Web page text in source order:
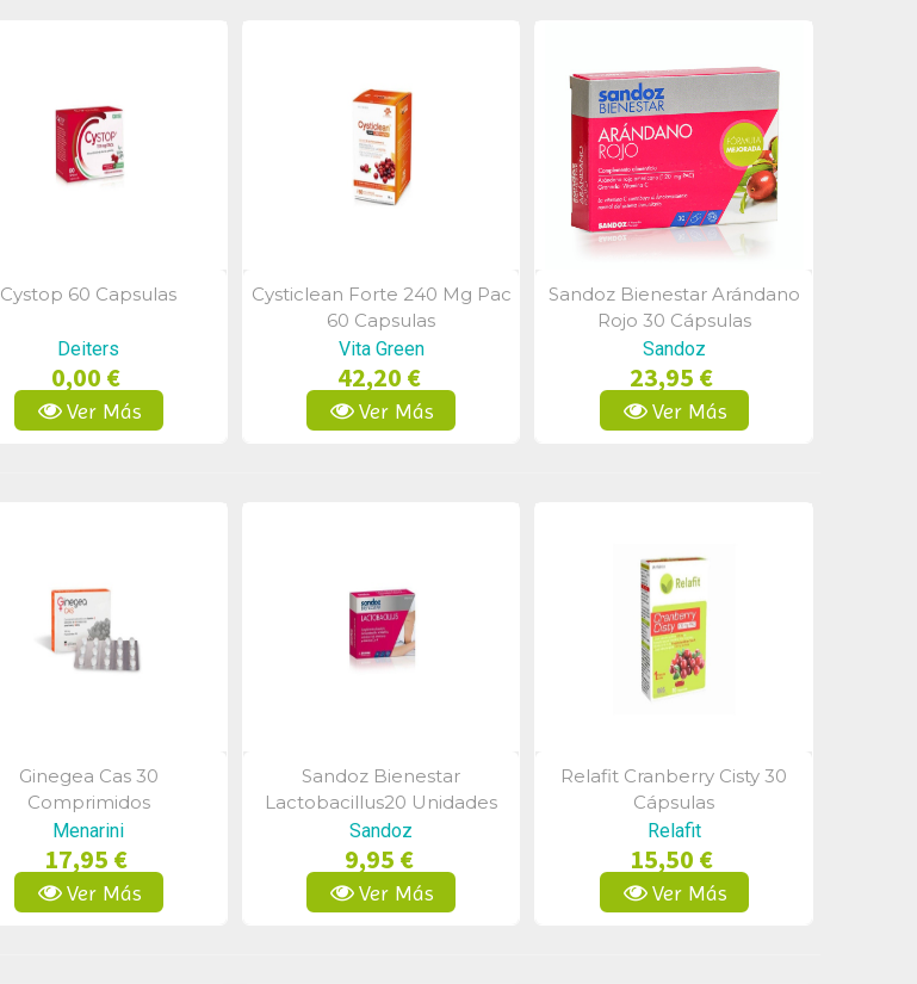
Vista Rápida
Cystop 60 Capsulas
Deiters
0,00 €
Ver Más
Vista Rápida
Cysticlean Forte 240 Mg Pac
60 Capsulas
Vita Green
42,20 €
Ver Más
Vista Rápida
Sandoz Bienestar Arándano
Rojo 30 Cápsulas
Sandoz
23,95 €
Ver Más
Vista Rápida
Ginegea Cas 30
Comprimidos
Menarini
17,95 €
Ver Más
Vista Rápida
Sandoz Bienestar
Lactobacillus20 Unidades
Sandoz
9,95 €
Ver Más
Vista Rápida
Relafit Cranberry Cisty 30
Cápsulas
Relafit
15,50 €
Ver Más